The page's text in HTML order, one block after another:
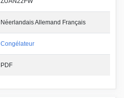
Néerlandais Allemand Français
Congélateur
PDF